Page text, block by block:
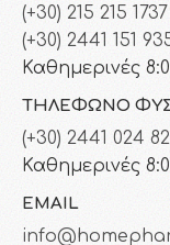
(+30) 215 215 1737
(+30) 2441 151
Καθημερινές
ΤΗΛΈΦΩΝΟ
(+30) 2441 024
Καθημερινές
EMAIL